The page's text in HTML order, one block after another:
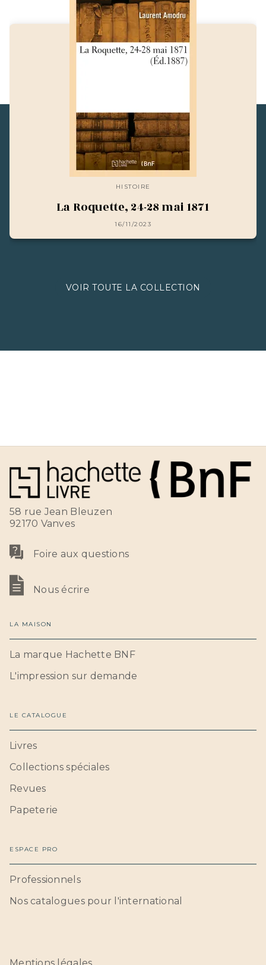
HISTOIRE
La Roquette, 24-28 mai 1871
16/11/2023
VOIR TOUTE LA COLLECTION
58 rue Jean Bleuzen
92170 Vanves
Foire aux questions
Nous écrire
LA MAISON
La marque Hachette BNF
L'impression sur demande
LE CATALOGUE
Livres
Collections spéciales
Revues
Papeterie
ESPACE PRO
Professionnels
Nos catalogues pour l'international
Mentions légales